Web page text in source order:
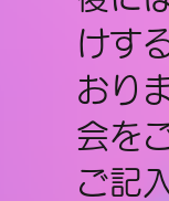
けす
おり
会を
ご記